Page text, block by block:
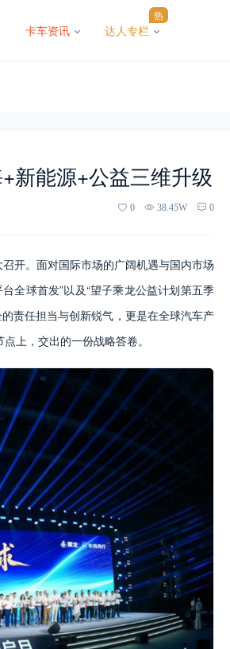
卡车资讯 达人专栏
热
新能源+公益三维升级
0 38.45W 0
开。面对国际市场的广阔机遇与国内市场
全球首发”以及“望子乘龙公益计划第五季
责任担当与创新锐气，更是在全球汽车产
上，交出的一份战略答卷。